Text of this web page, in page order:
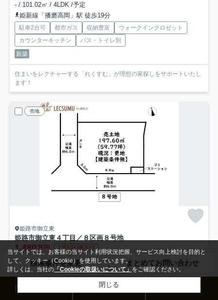
- / 101.02㎡ / 4LDK /予定
姫新線「播磨高岡」駅 徒歩19分
駐車2台可 都市ガス 収納豊富
ウォークインクロゼット
カウンターキッチン
バス・トイレ別
新築
住まいをレクチャーする「れくすむ」が理想の家探しをサポートいたし
ます！
売地
姫路市御立東
姫路市御立東４丁目／８区画８号地
1,480万円 7月9日 値下げ
- / 197.60㎡ / -
姫新線「播磨高岡」駅 徒歩44分
公共下水
検索条件を変更 まとめてお問い合わせ
お問い合わせ
当サイトでは、お客様の当サイト利用状況把握、サービス向上検討を目的と
して、クッキー（Cookie）を使用しています。
詳しくは、当社の 「Cookieの取扱いについて」 をご確認ください。
閉じる